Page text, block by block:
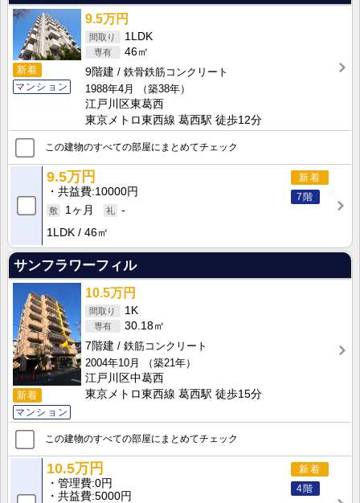
新着
マンション
9.5万円
1LDK
46㎡
9階建
鉄骨鉄筋コンクリート
1988年4月
（築38年）
江戸川区東葛西
東京メトロ東西線 葛西駅 徒歩12分
この建物のすべての部屋にまとめてチェック
新着
7階
9.5万円
共益費 10000円
1ヶ月
-
1LDK
46㎡
サンフラワーフィル
新着
マンション
10.5万円
1K
30.18㎡
7階建
鉄筋コンクリート
2004年10月
（築21年）
江戸川区中葛西
東京メトロ東西線 葛西駅 徒歩15分
この建物のすべての部屋にまとめてチェック
新着
4階
10.5万円
管理費 0円
共益費 5000円